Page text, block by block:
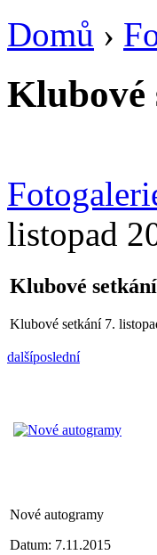
Domů ›
Klubové
listopad
Klubové
Klubové setkání 7.
dalšíposlední
Nové autogramy
Datum: 7.11.2015